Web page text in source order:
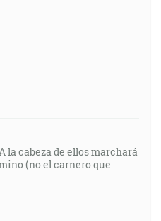
la cabeza de ellos marchará
(no el carnero que